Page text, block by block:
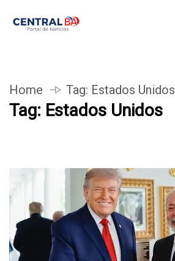
Home Tag: Estados Unidos
Tag: Estados Unidos